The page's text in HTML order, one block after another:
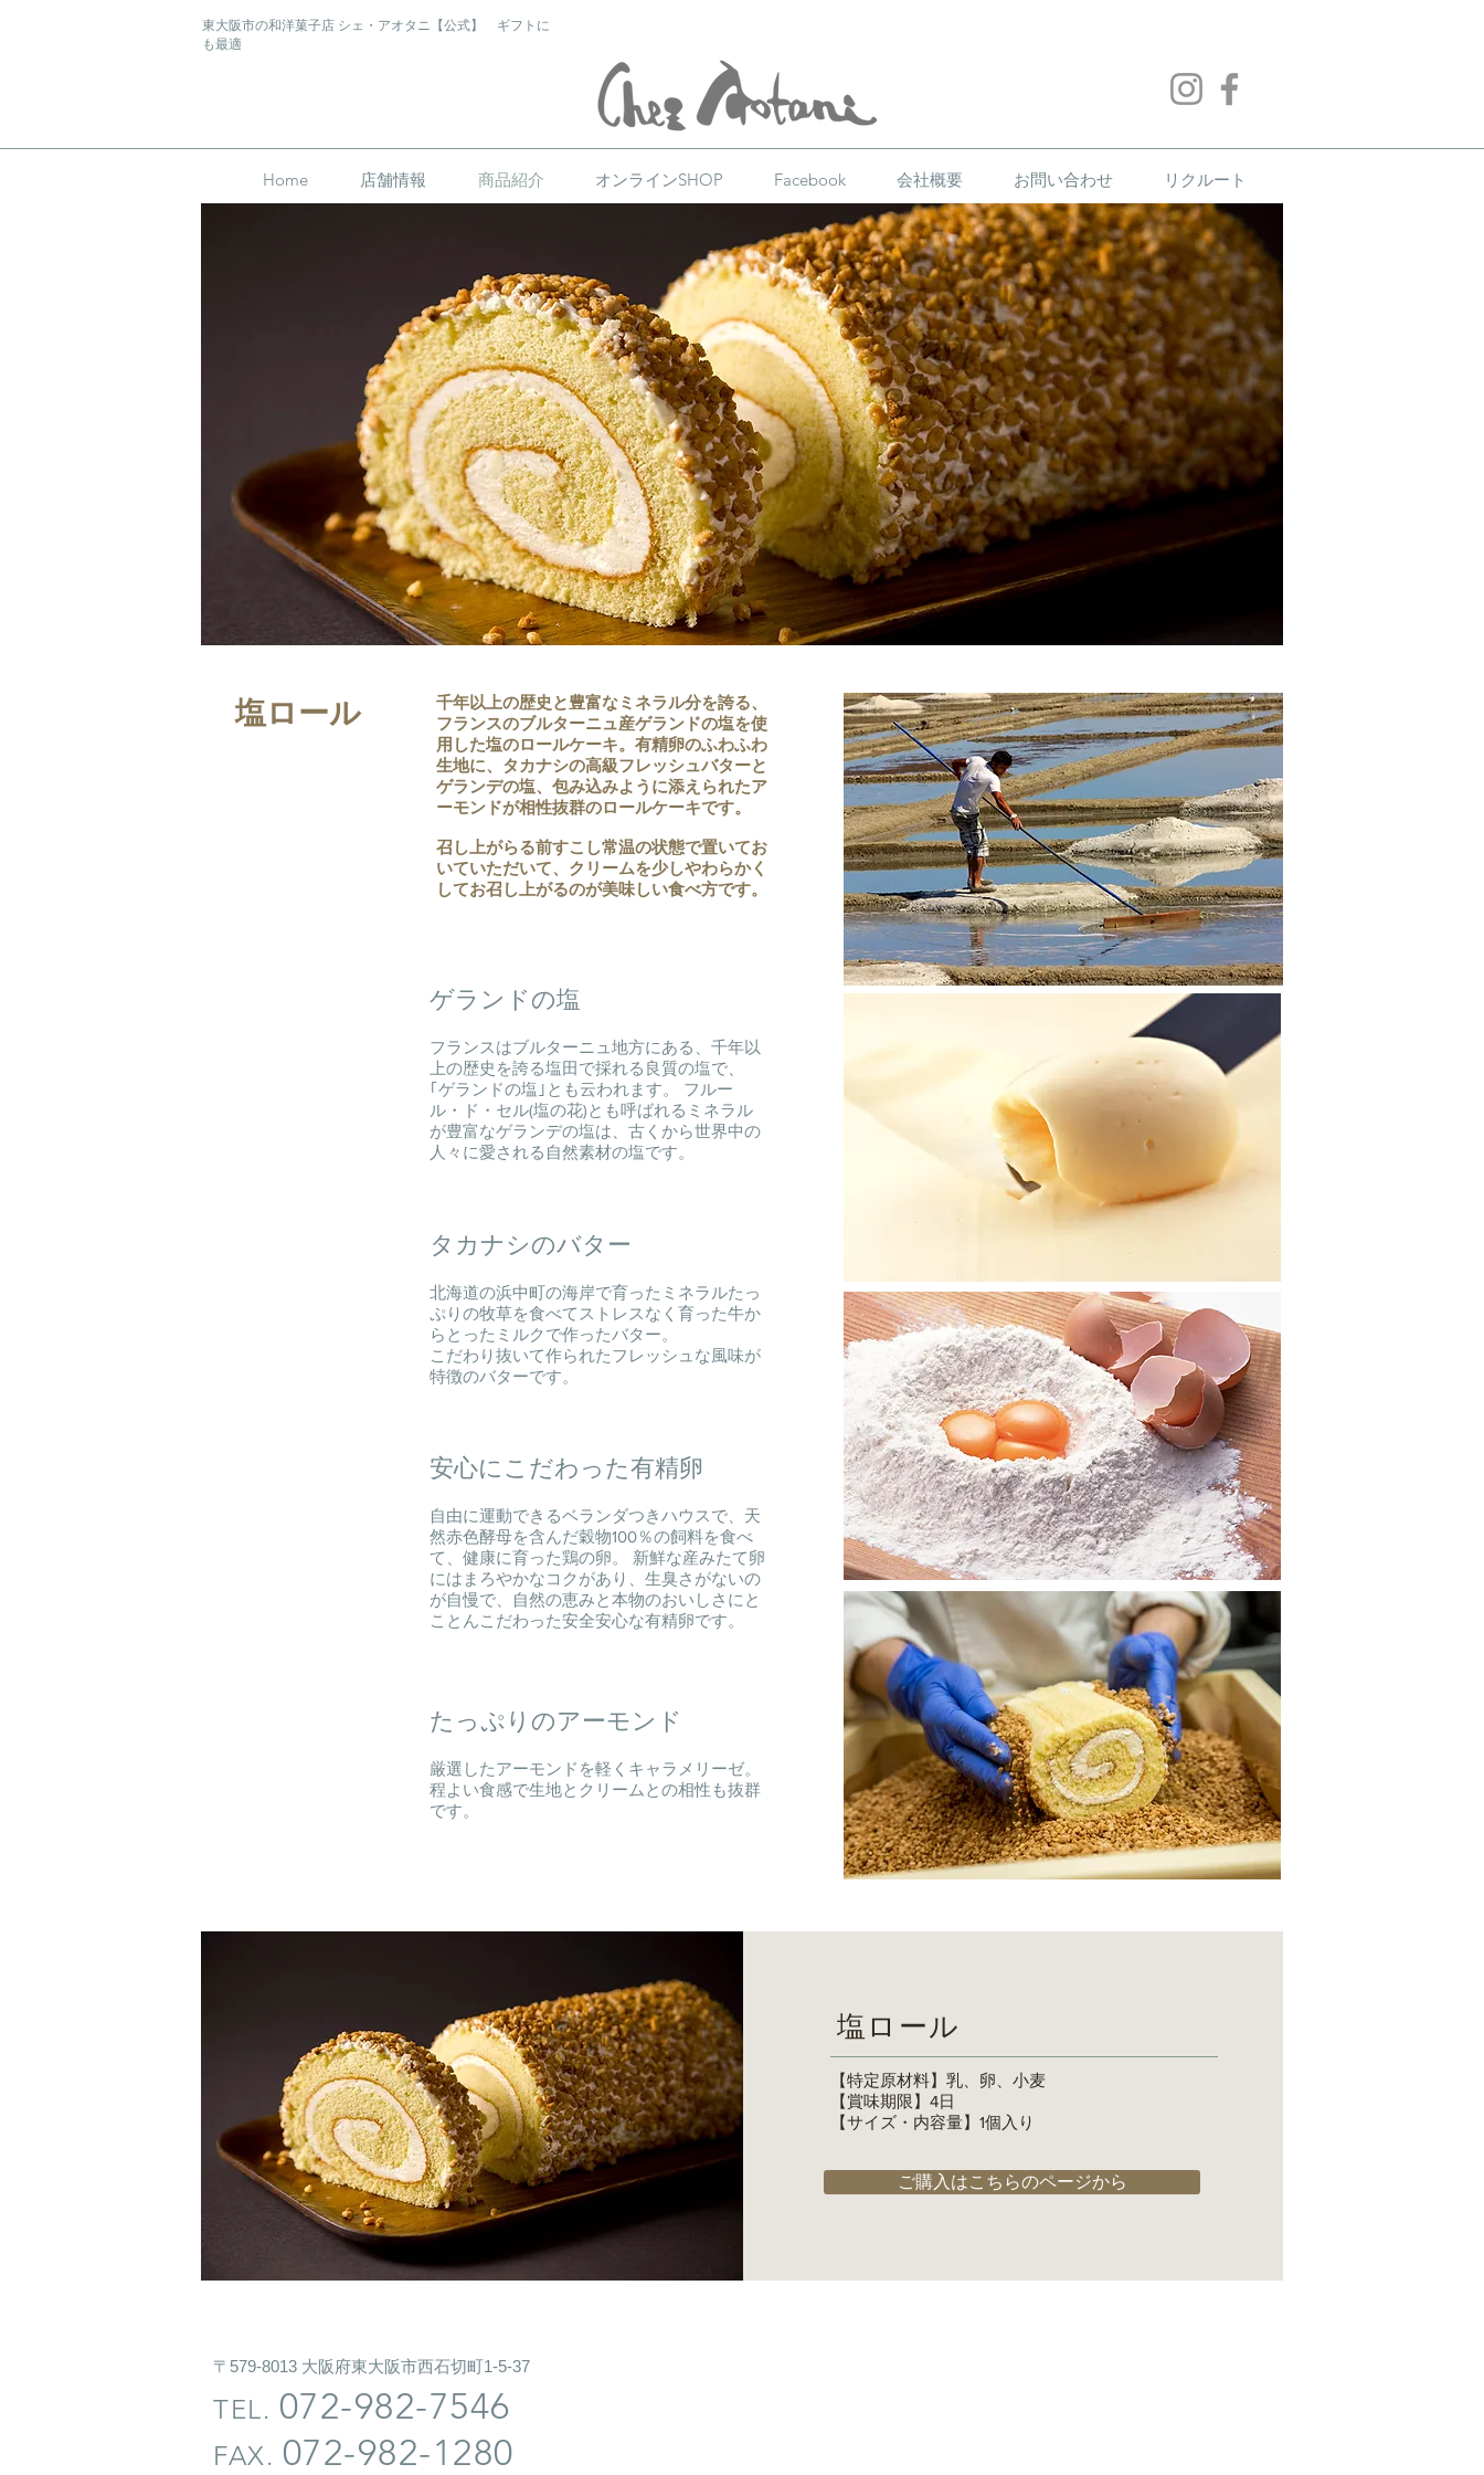
東大阪市の和洋菓子店 シェ・アオタニ【公式】 ギフトに
も最適
Home 店舗情報 商品紹介 オンラインSHOP Facebook 会社概要 お問い合わせ リクルート
千年以上の歴史と豊富なミネラル分を誇る、
フランスのブルターニュ産ゲランドの塩を使
用した塩のロールケーキ。有精卵のふわふわ
生地に、タカナシの高級フレッシュバターと
ゲランデの塩、包み込みように添えられたア
ーモンドが相性抜群のロールケーキです。
召し上がらる前すこし常温の状態で置いてお
いていただいて、クリームを少しやわらかく
してお召し上がるのが美味しい食べ方です。
塩ロール
ゲランドの塩
フランスはブルターニュ地方にある、千年以
上の歴史を誇る塩田で採れる良質の塩で、
｢ゲランドの塩｣とも云われます。 フルー
ル・ド・セル(塩の花)とも呼ばれるミネラル
が豊富なゲランデの塩は、古くから世界中の
人々に愛される自然素材の塩です。
タカナシのバター
北海道の浜中町の海岸で育ったミネラルたっ
ぷりの牧草を食べてストレスなく育った牛か
らとったミルクで作ったバター。
​こだわり抜いて作られたフレッシュな風味が
特徴のバターです。
安心にこだわった有精卵
自由に運動できるベランダつきハウスで、天
然赤色酵母を含んだ穀物100％の飼料を食べ
て、健康に育った鶏の卵。 新鮮な産みたて卵
にはまろやかなコクがあり、生臭さがないの
が自慢で、自然の恵みと本物のおいしさにと
ことんこだわった安全安心な有精卵です。
たっぷりのアーモンド
厳選したアーモンドを軽くキャラメリーゼ。
程よい食感で生地とクリームとの相性も抜群
です。
塩ロール
【特定原材料】乳、卵、小麦
【賞味期限】4日
【サイズ・内容量】1個入り
ご購入はこちらのページから
〒579-8013 大阪府東大阪市西石切町1-5-37
TEL. 072-982-7546
FAX. 072-982-1280